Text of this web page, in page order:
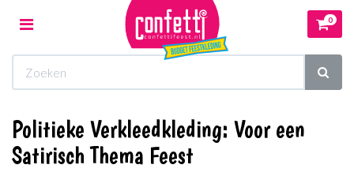
Toggle
0
Winkelwagen
Uw winkelwagen is leeg.
Vul hem met producten.
Politieke Verkleedkleding: Voor een
Satirisch Thema Feest